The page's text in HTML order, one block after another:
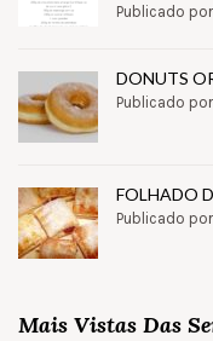
Publicado
DONUTS
Publicado
FOLHADO
Publicado
Mais Vistas Das